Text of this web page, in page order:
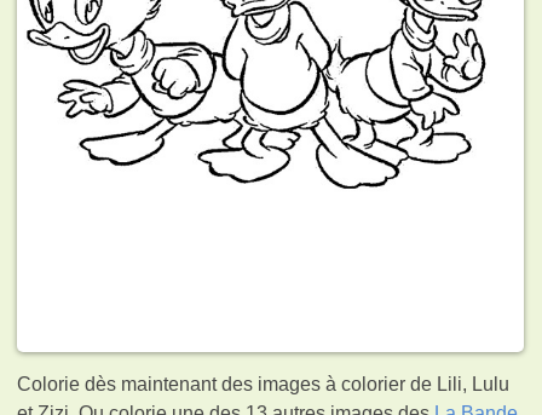
Colorie dès maintenant des images à colorier de Lili, Lulu